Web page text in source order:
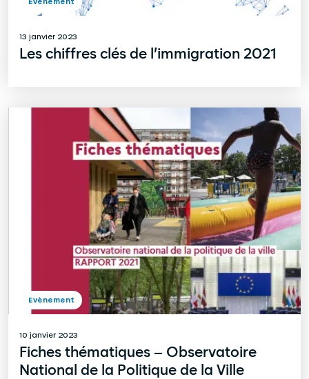
13 janvier 2023
Les chiffres clés de l’immigration 2021
10 janvier 2023
Fiches thématiques – Observatoire
National de la Politique de la Ville
Evènement